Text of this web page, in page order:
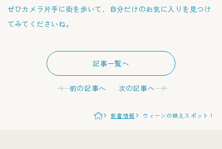
ぜひカメラ片手に街を歩いて、自分だけのお気に入りを見つけ
てみてくださいね。
前の記事へ
記事一覧へ
次の記事へ
新着情報 ウィーンの映えスポット！